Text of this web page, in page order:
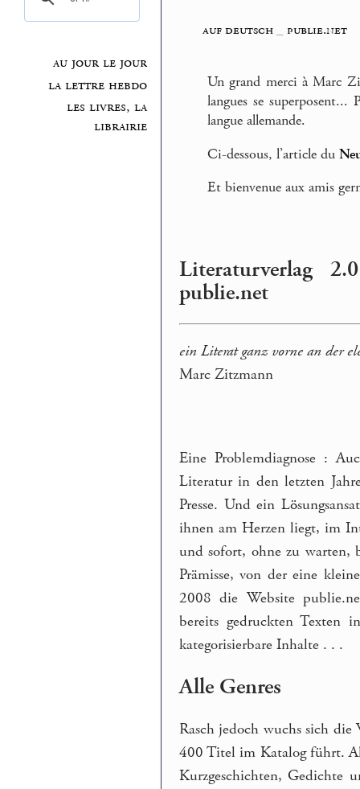
au jour le jour
la lettre hebdo
les livres, la
librairie
auf deutsch_ publie.net
Un grand merci à Marc
langues se
langue allemande.
Ci-dessous, l’article du
Et bienvenue aux amis
Literaturverlag
publie.net
ein Literat ganz vorne an der
Marc Zitzmann
Eine Problemdiagnose :
Literatur in den letzten
Presse. Und ein
ihnen am Herzen liegt, im
und sofort, ohne zu warten,
Prämisse, von der eine
2008 die Website
bereits gedruckten Texten
kategorisierbare Inhalte . . .
Alle Genres
Rasch jedoch wuchs sich
400 Titel im Katalog führt.
Kurzgeschichten, Gedichte